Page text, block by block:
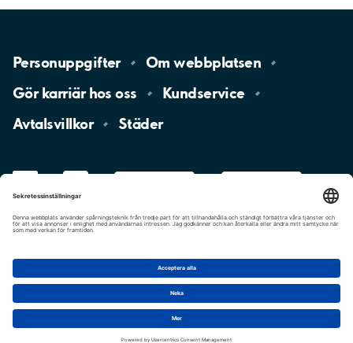
Personuppgifter Omwebbplatsen
Gör karriär hososs
Kundservice
Avtalsvillkor
Städer
Cookie-inställningar